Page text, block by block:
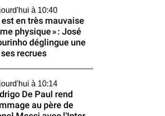
à 10:40
est en très mauvaise
physique » : José
déglingue une
recrues
à 10:14
De Paul rend
au père de